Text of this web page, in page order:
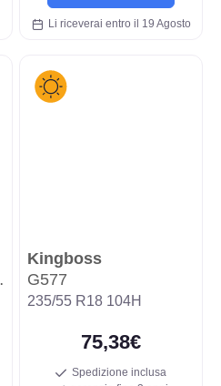
Li riceverai entro il 19 Agosto
Kingboss
G577
235/55 R18 104H
75,38€
Spedizione inclusa